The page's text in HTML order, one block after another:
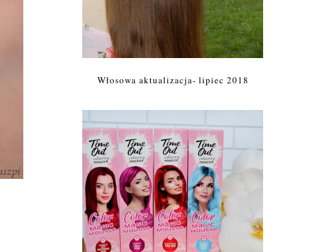
Włosowa aktualizacja- lipiec 2018